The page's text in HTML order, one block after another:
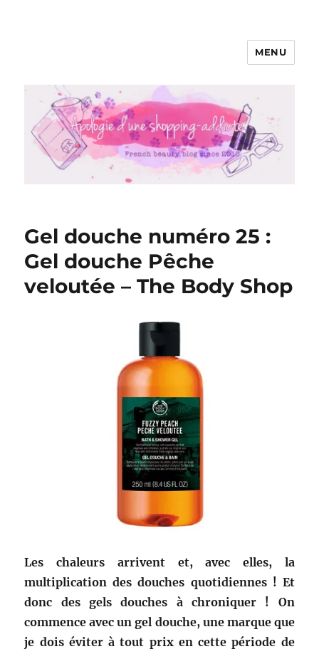
Apologie d'une Shopping-addicte
MENU
Gel douche numéro 25 :
Gel douche Pêche
veloutée – The Body Shop
Les chaleurs arrivent et, avec elles, la
multiplication des douches quotidiennes ! Et
donc des gels douches à chroniquer ! On
commence avec un gel douche, une marque que
je dois éviter à tout prix en cette période de